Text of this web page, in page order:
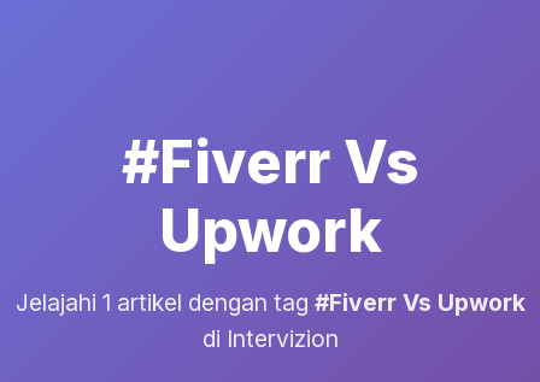
#Fiverr Vs
Upwork
Jelajahi 1 artikel dengan tag #Fiverr Vs Upwork
di Intervizion